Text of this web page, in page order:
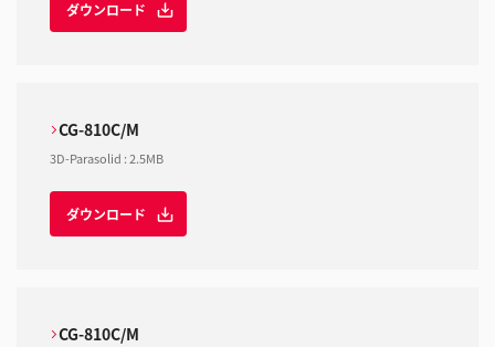
ダウンロード
CG-810C/M
3D-Parasolid :2.5MB
ダウンロード
CG-810C/M